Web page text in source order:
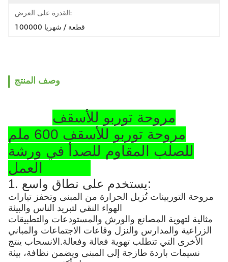
القدرة على العرض:
100000 قطعة / شهريا
وصف المنتج
مروحة توربو للأسقف
مروحة توربو للأسقف 600 ملم
للصلب المقاوم للصدأ في ورشة
1. يستخدم على نطاق واسع:
مروحة التوربينات تُزيل الحرارة من المبنى وتحفز تيارات
الهواء النقي لتبريد الناس والبيئة
مثالية لتهوية المصانع والورش والمستودعات والتطبيقات
الزراعية والمدارس والنزل وقاعات الاجتماعات والمباني
الأخرى التي تتطلب تهوية فعالة وفعالة.الانسحاب ينتج
نسيمات باردة طازجة إلى المبنى ويضمن نظافة، بيئة